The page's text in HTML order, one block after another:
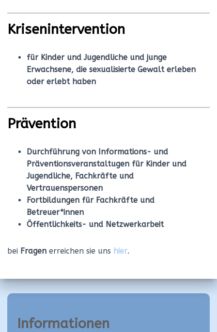
Krisenintervention
für Kinder und Jugendliche und junge
Erwachsene, die sexualisierte Gewalt erleben
oder erlebt haben
Prävention
Durchführung von Informations- und
Präventionsveranstaltugen für Kinder und
Jugendliche, Fachkräfte und
Vertrauenspersonen
Fortbildungen für Fachkräfte und
Betreuer*innen
Öffentlichkeits- und Netzwerkarbeit
bei Fragen erreichen sie uns hier.
Informationen